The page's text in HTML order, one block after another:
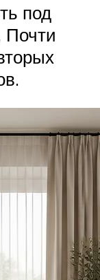
под
Почти